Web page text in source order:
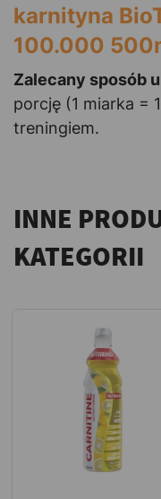
karnityna
100.000
Zalecany sposób
porcję (1 miarka =
treningiem.
INNE
KATEGORII